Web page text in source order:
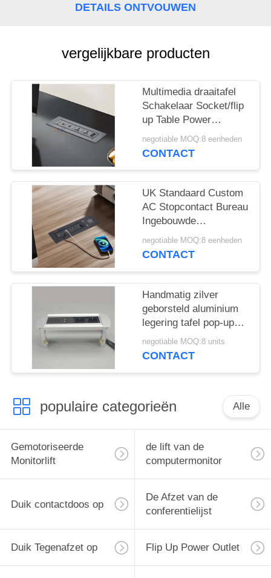
DETAILS ONTVOUWEN
vergelijkbare producten
Multimedia draaitafel
Schakelaar Socket/flip
up Table Power
Outlet/conference
Table Panel Montage
negotiable MOQ:8 eenheden
CONTACT
UK Standaard Custom
AC Stopcontact Bureau
Ingebouwde
Elektrische
Klapcontactdoos met 2
Oplader
negotiable MOQ:8 eenheden
CONTACT
Handmatig zilver
geborsteld aluminium
legering tafel pop-up
verborgen stopcontact
negotiable MOQ:8 units
CONTACT
populaire categorieën Alle
Gemotoriseerde
Monitorlift
de lift van de
computermonitor
Duik contactdoos op
De Afzet van de
conferentielijst
Duik Tegenafzet op Flip Up Power Outlet